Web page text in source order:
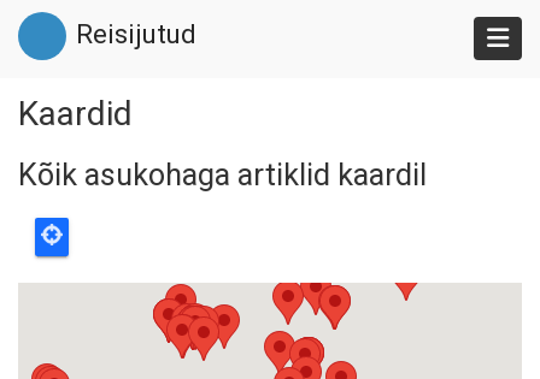
Liigu
edasi
põhisisu
Reisijutud
Kaardid
Kõik asukohaga artiklid kaardil